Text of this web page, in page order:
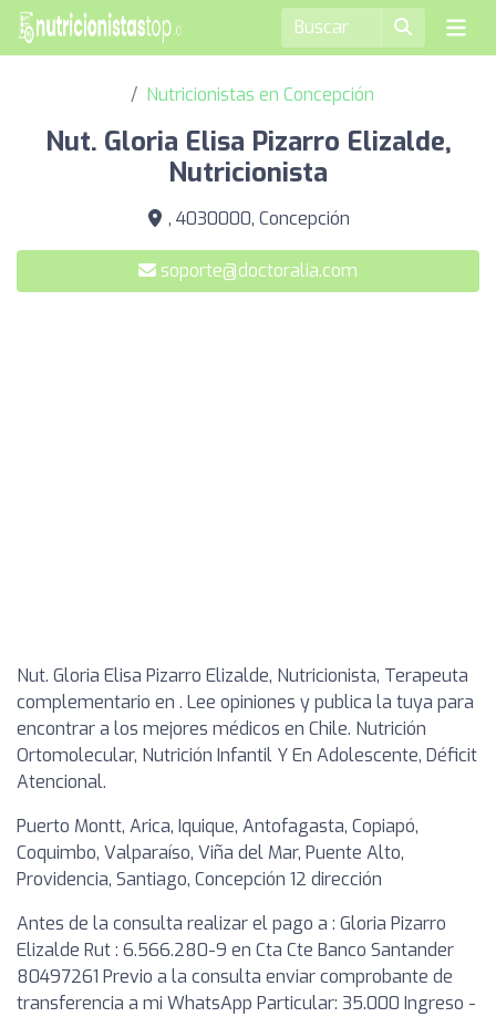
Nutricionistas en Concepción
Nut. Gloria Elisa Pizarro Elizalde,
Nutricionista
, 4030000, Concepción
soporte@doctoralia.com
Nut. Gloria Elisa Pizarro Elizalde, Nutricionista, Terapeuta
complementario en . Lee opiniones y publica la tuya para
encontrar a los mejores médicos en Chile. Nutrición
Ortomolecular, Nutrición Infantil Y En Adolescente, Déficit
Atencional.
Puerto Montt, Arica, Iquique, Antofagasta, Copiapó,
Coquimbo, Valparaíso, Viña del Mar, Puente Alto,
Providencia, Santiago, Concepción 12 dirección
Antes de la consulta realizar el pago a : Gloria Pizarro
Elizalde Rut : 6.566.280-9 en Cta Cte Banco Santander
80497261 Previo a la consulta enviar comprobante de
transferencia a mi WhatsApp Particular: 35.000 Ingreso -